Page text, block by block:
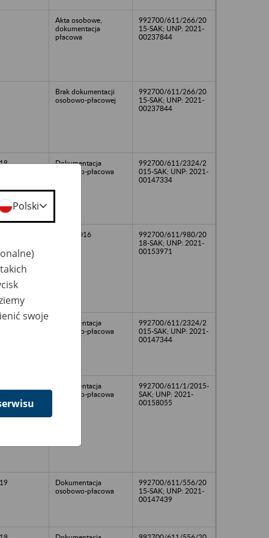
Akta osobowe,
dokumentacja
płacowa
992700/611/266/20
15-SAK; UNP: 2021-
00237844
Brak dokumentacji
osobowo-płacowej
992700/611/266/20
15-SAK; UNP: 2021-
00237844
Dokumentacja
osobowo-płacowa
992700/611/2324/2
015-SAK; UNP: 2021-
00147334
2002-2016
992700/611/980/20
18-SAK; UNP: 2021-
00153971
Dokumentacja
osobowo-płacowa
992700/611/2324/2
015-SAK; UNP: 2021-
00147344
Dokumentacja
osobowo-płacowa
992700/611/1/2015-
SAK; UNP: 2021-
00158055
Dokumentacja
osobowo-płacowa
992700/611/556/20
15-SAK; UNP: 2021-
00147439
Polski
swoje